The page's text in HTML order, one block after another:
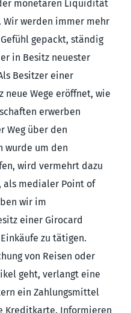
monetären Liquidität
Wir werden immer mehr
gepackt, ständig
in Besitz neuester
Besitzer einer
neue Wege eröffnet, wie
erwerben
Weg über den
wurde um den
wird vermehrt dazu
als medialer Point of
wir im
einer Girocard
zu tätigen.
von Reisen oder
geht, verlangt eine
ein Zahlungsmittel
Kreditkarte. Informieren